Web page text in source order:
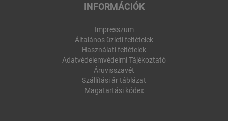
INFORMÁCIÓK
Impresszum
Általános üzleti feltételek
Használati feltételek
Adatvédelemvédelmi Tájékoztató
Áruvisszavét
Szállítási ár táblázat
Magatartási kódex